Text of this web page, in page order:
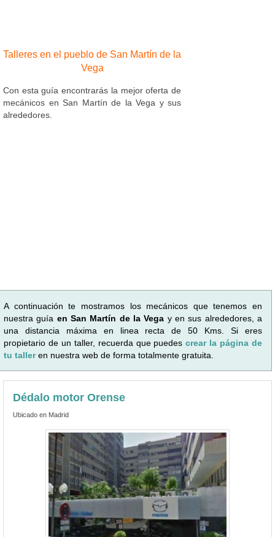
Talleres en el pueblo de San Martín de la
Vega
Con esta guía encontrarás la mejor oferta de
mecánicos en San Martín de la Vega y sus
alrededores.
A continuación te mostramos los mecánicos que tenemos en
nuestra guía en San Martín de la Vega y en sus alrededores, a
una distancia máxima en linea recta de 50 Kms. Si eres
propietario de un taller, recuerda que puedescrear la página de
tu talleren nuestra web de forma totalmente gratuita.
Dédalo motor Orense
Ubicado en Madrid